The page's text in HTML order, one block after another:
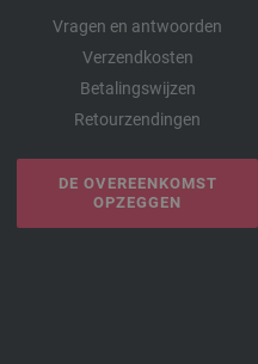
Vragen en antwoorden
Verzendkosten
Betalingswijzen
Retourzendingen
DE OVEREENKOMST
OPZEGGEN